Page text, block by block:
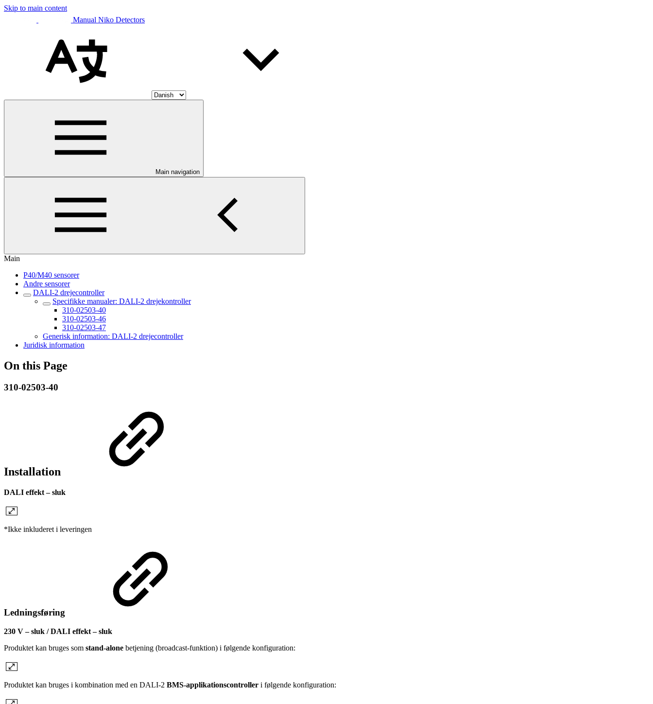
Skip to main content
Manual Niko Detectors
Main navigation
Main
P40/M40 sensorer
Andre sensorer
DALI-2 drejecontroller
Specifikke manualer: DALI-2 drejekontroller
310-02503-40
310-02503-46
310-02503-47
Generisk information: DALI-2 drejecontroller
Juridisk information
On this Page
310-02503-40
Installation
DALI effekt – sluk
*Ikke inkluderet i leveringen
Ledningsføring
230 V – sluk / DALI effekt – sluk
Produktet kan bruges som stand-alone betjening (broadcast-funktion) i følgende konfiguration:
Produktet kan bruges i kombination med en DALI-2 BMS-applikationscontroller i følgende konfiguration: